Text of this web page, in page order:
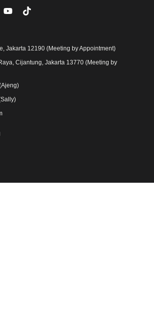
Jakarta 12190 (Meeting by Appointment)
Cijantung, Jakarta 13770 (Meeting by